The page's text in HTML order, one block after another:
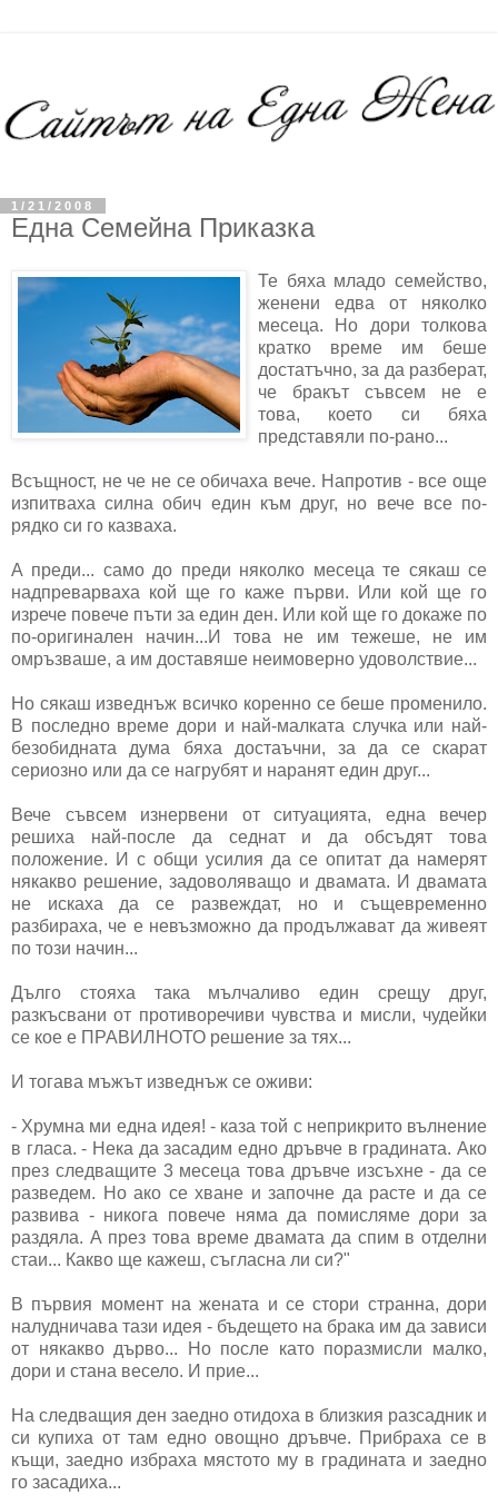
1/21/2008
Една Семейна Приказка
Те бяха младо семейство,
женени едва от няколко
месеца. Но дори толкова
кратко време им беше
достатъчно, за да разберат,
че бракът съвсем не е
това, което си бяха
представяли по-рано...
Всъщност, не че не се обичаха вече. Напротив - все още
изпитваха силна обич един към друг, но вече все по-
рядко си го казваха.
А преди... само до преди няколко месеца те сякаш се
надпреварваха кой ще го каже първи. Или кой ще го
изрече повече пъти за един ден. Или кой ще го докаже по
по-оригинален начин...И това не им тежеше, не им
омръзваше, а им доставяше неимоверно удоволствие...
Но сякаш изведнъж всичко коренно се беше променило.
В последно време дори и най-малката случка или най-
безобидната дума бяха достаъчни, за да се скарат
сериозно или да се нагрубят и наранят един друг...
Вече съвсем изнервени от ситуацията, една вечер
решиха най-после да седнат и да обсъдят това
положение. И с общи усилия да се опитат да намерят
някакво решение, задоволяващо и двамата. И двамата
не искаха да се развеждат, но и същевременно
разбираха, че е невъзможно да продължават да живеят
по този начин...
Дълго стояха така мълчаливо един срещу друг,
разкъсвани от противоречиви чувства и мисли, чудейки
се кое е ПРАВИЛНОТО решение за тях...
И тогава мъжът изведнъж се оживи:
- Хрумна ми една идея! - каза той с неприкрито вълнение
в гласа. - Нека да засадим едно дръвче в градината. Ако
през следващите 3 месеца това дръвче изсъхне - да се
разведем. Но ако се хване и започне да расте и да се
развива - никога повече няма да помисляме дори за
раздяла. А през това време двамата да спим в отделни
стаи... Какво ще кажеш, съгласна ли си?"
В първия момент на жената и се стори странна, дори
налудничава тази идея - бъдещето на брака им да зависи
от някакво дърво... Но после като поразмисли малко,
дори и стана весело. И прие...
На следващия ден заедно отидоха в близкия разсадник и
си купиха от там едно овощно дръвче. Прибраха се в
къщи, заедно избраха мястото му в градината и заедно
го засадиха...